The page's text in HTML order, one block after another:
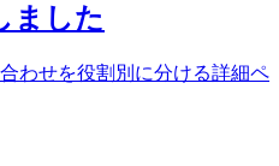
ました
わせを役割別に分ける詳細ペ